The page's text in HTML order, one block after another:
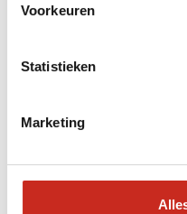
Voorkeuren
Statistieken
Marketing